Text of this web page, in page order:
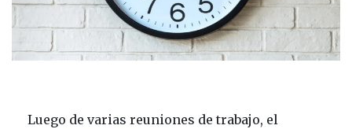
Luego de varias reuniones de trabajo, el